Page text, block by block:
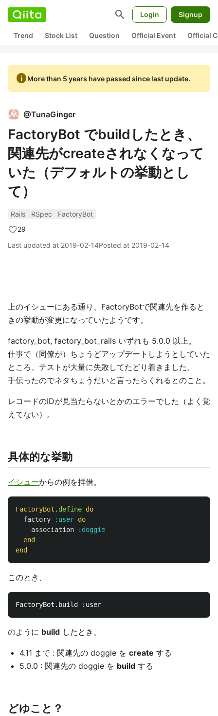
search Login Signup
Trend Stock List Question Official Event Official
infoMore than 5 years have passed since last update.
@TunaGinger
FactoryBot でbuildしたとき、
関連先がcreateされなくなって
いた（デフォルトの挙動とし
て）
Rails RSpec
FactoryBot
29
Last updated at 2019-02-14Posted at 2019-02-14
上のイシューにある通り、FactoryBotで関連先を作ると
きの挙動が変更になっていたようです。
factory_bot, factory_bot_rails いずれも 5.0.0 以上。
仕事で（同僚が）ちょうどアップデートしようとしていた
ところ、テストが大量に失敗してたどり着きました。
手伝ったのでネタちょうだいと言ったらくれるとのこと。
レコードのIDが見当たらないとかのエラーでした（よく覚
えてない）。
具体的な挙動
イシューからの例を拝借。
FactoryBot . define do
factory
:user do
association
:doggie
end
end
このとき、
のように build したとき、
4.11 まで : 関連先の doggie を create する
5.0.0 : 関連先の doggie を build する
どゆこと？